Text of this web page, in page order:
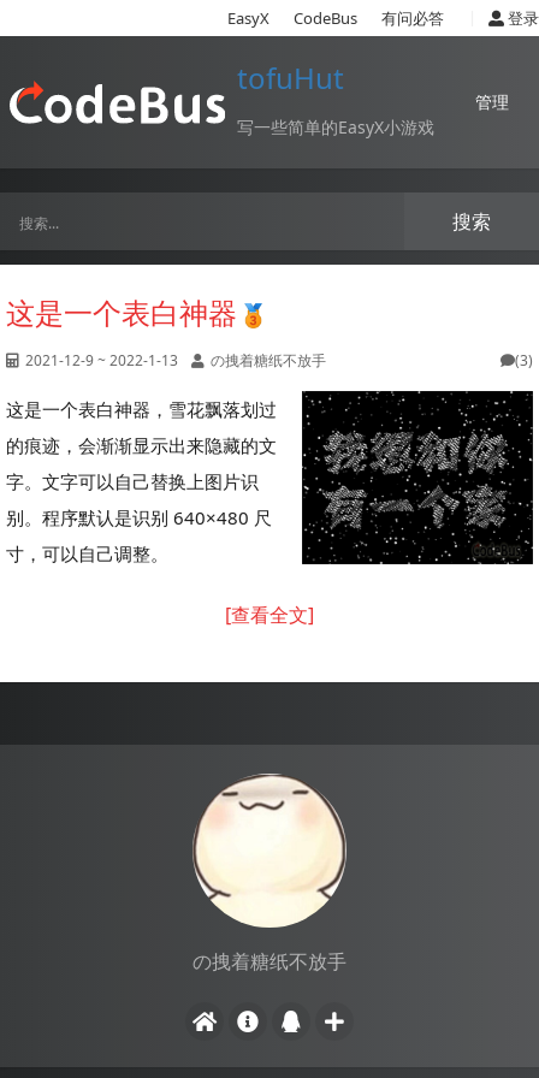
EasyX CodeBus 有问必答 登录
tofuHut
写一些简单的EasyX小游戏
管理
这是一个表白神器
2021-12-9 ~ 2022-1-13 の拽着糖纸不放手 (3)
这是一个表白神器，雪花飘落划过
的痕迹，会渐渐显示出来隐藏的文
字。文字可以自己替换上图片识
别。程序默认是识别 640×480 尺
寸，可以自己调整。
[查看全文]
の拽着糖纸不放手
搜索